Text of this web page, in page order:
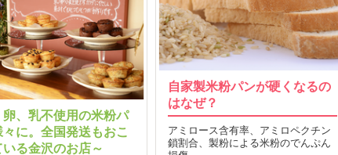
自家製米粉パンが硬くなるの
はなぜ？
アミロース含有率、アミロペクチン
鎖割合、製粉による米粉のでんぷん
卵、乳不使用の米粉パ
に。全国発送もおこ
る金沢のお店～